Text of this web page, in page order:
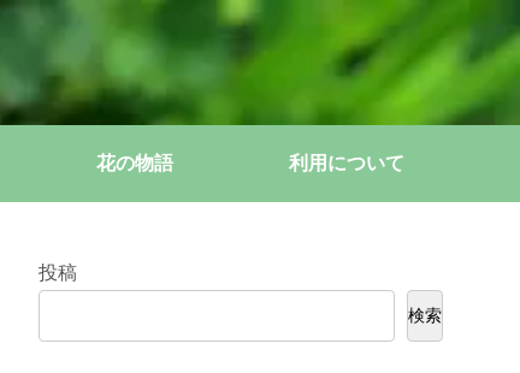
花の物語 利用について
投稿
検索